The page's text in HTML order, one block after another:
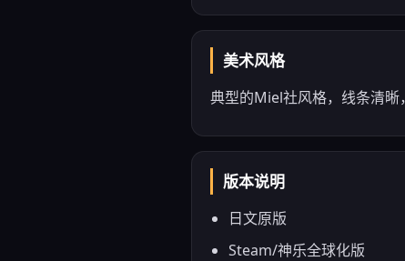
美术风格
典型的Miel社风格，线条清晰
版本说明
日文原版
Steam/神乐全球化版